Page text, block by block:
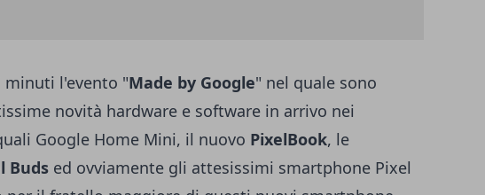
minuti l'evento "Made by Google" nel quale sono
novità hardware e software in arrivo nei
Google Home Mini, il nuovo PixelBook, le
Buds ed ovviamente gli attesissimi smartphone Pixel